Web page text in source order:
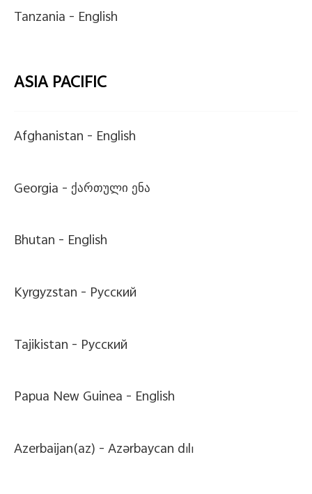
Tanzania - English
ASIA PACIFIC
Afghanistan - English
Georgia -ქართული ენა
Bhutan - English
Kyrgyzstan - Pусский
Tajikistan - Pусский
Papua New Guinea - English
Azerbaijan(az) -Azərbaycan dili